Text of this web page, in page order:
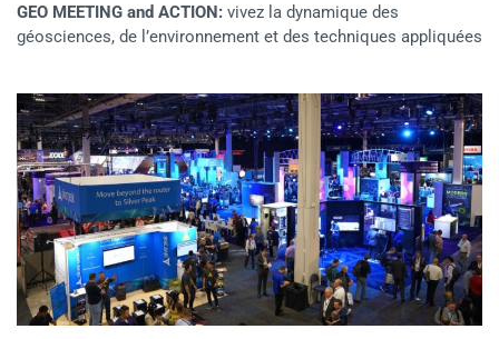
GEO MEETING and ACTION: vivez la dynamique des
géosciences, de l’environnement et des techniques appliquées